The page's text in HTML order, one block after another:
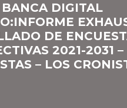
BANCA DIGITAL
DE
2021-2031 –
– LOS